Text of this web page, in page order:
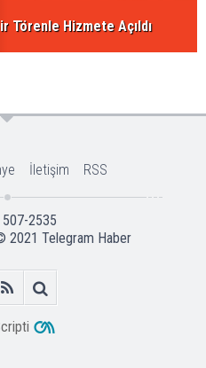
Törenle Hizmete Açıldı
İletişim RSS
2535
2021 Telegram Haber